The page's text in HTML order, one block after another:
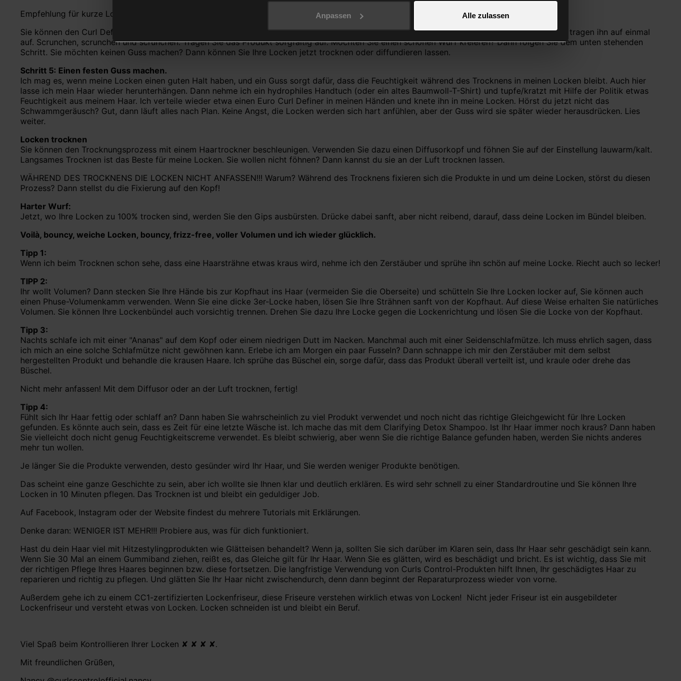
Anpassen Alle zulassen
Empfehlung für kurze Locken +/- 1 Euro | halblang 1 1/2 Euro | lang 2 Euro.
Sie können den Curl Definer auch auftragen, indem Sie ihn in mehreren Durchgängen auftragen, oder Sie lassen Ihre Locken herunterfallen und tragen ihn auf einmal
auf. Scrunchen, scrunchen und scrunchen. Tragen Sie das Produkt sorgfältig auf. Möchten Sie einen schönen Wurf kreieren? Dann folgen Sie dem unten stehenden
Schritt. Sie möchten keinen Guss machen? Dann können Sie Ihre Locken jetzt trocknen oder diffundieren lassen.
Schritt 5: Einen festen Guss machen.
Ich mag es, wenn meine Locken einen guten Halt haben, und ein Guss sorgt dafür, dass die Feuchtigkeit während des Trocknens in meinen Locken bleibt. Auch hier
lasse ich mein Haar wieder herunterhängen. Dann nehme ich ein hydrophiles Handtuch (oder ein altes Baumwoll-T-Shirt) und tupfe/kratzt mit Hilfe der Politik etwas
Feuchtigkeit aus meinem Haar. Ich verteile wieder etwa einen Euro Curl Definer in meinen Händen und knete ihn in meine Locken. Hörst du jetzt nicht das
Schwammgeräusch? Gut, dann läuft alles nach Plan. Keine Angst, die Locken werden sich hart anfühlen, aber der Guss wird sie später wieder herausdrücken. Lies
weiter.
Locken trocknen
Sie können den Trocknungsprozess mit einem Haartrockner beschleunigen. Verwenden Sie dazu einen Diffusorkopf und föhnen Sie auf der Einstellung lauwarm/kalt.
Langsames Trocknen ist das Beste für meine Locken. Sie wollen nicht föhnen? Dann kannst du sie an der Luft trocknen lassen.
WÄHREND DES TROCKNENS DIE LOCKEN NICHT ANFASSEN!!! Warum? Während des Trocknens fixieren sich die Produkte in und um deine Locken, störst du diesen
Prozess? Dann stellst du die Fixierung auf den Kopf!
Harter Wurf:
Jetzt, wo Ihre Locken zu 100% trocken sind, werden Sie den Gips ausbürsten. Drücke dabei sanft, aber nicht reibend, darauf, dass deine Locken im Bündel bleiben.
Voilà, bouncy, weiche Locken, bouncy, frizz-free, voller Volumen und ich wieder glücklich.
Tipp 1:
Wenn ich beim Trocknen schon sehe, dass eine Haarsträhne etwas kraus wird, nehme ich den Zerstäuber und sprühe ihn schön auf meine Locke. Riecht auch so lecker!
TIPP 2:
Ihr wollt Volumen? Dann stecken Sie Ihre Hände bis zur Kopfhaut ins Haar (vermeiden Sie die Oberseite) und schütteln Sie Ihre Locken locker auf, Sie können auch
einen Phuse-Volumenkamm verwenden. Wenn Sie eine dicke 3er-Locke haben, lösen Sie Ihre Strähnen sanft von der Kopfhaut. Auf diese Weise erhalten Sie natürliches
Volumen. Sie können Ihre Lockenbündel auch vorsichtig trennen. Drehen Sie dazu Ihre Locke gegen die Lockenrichtung und lösen Sie die Locke von der Kopfhaut.
Tipp 3:
Nachts schlafe ich mit einer "Ananas" auf dem Kopf oder einem niedrigen Dutt im Nacken. Manchmal auch mit einer Seidenschlafmütze. Ich muss ehrlich sagen, dass
ich mich an eine solche Schlafmütze nicht gewöhnen kann. Erlebe ich am Morgen ein paar Fusseln? Dann schnappe ich mir den Zerstäuber mit dem selbst
hergestellten Produkt und behandle die krausen Haare. Ich sprühe das Büschel ein, sorge dafür, dass das Produkt überall verteilt ist, und kraule oder drehe das
Büschel.
Nicht mehr anfassen! Mit dem Diffusor oder an der Luft trocknen, fertig!
Tipp 4:
Fühlt sich Ihr Haar fettig oder schlaff an? Dann haben Sie wahrscheinlich zu viel Produkt verwendet und noch nicht das richtige Gleichgewicht für Ihre Locken
gefunden. Es könnte auch sein, dass es Zeit für eine letzte Wäsche ist. Ich mache das mit dem Clarifying Detox Shampoo. Ist Ihr Haar immer noch kraus? Dann haben
Sie vielleicht doch nicht genug Feuchtigkeitscreme verwendet. Es bleibt schwierig, aber wenn Sie die richtige Balance gefunden haben, werden Sie nichts anderes
mehr tun wollen.
Je länger Sie die Produkte verwenden, desto gesünder wird Ihr Haar, und Sie werden weniger Produkte benötigen.
Das scheint eine ganze Geschichte zu sein, aber ich wollte sie Ihnen klar und deutlich erklären. Es wird sehr schnell zu einer Standardroutine und Sie können Ihre
Locken in 10 Minuten pflegen. Das Trocknen ist und bleibt ein geduldiger Job.
Auf Facebook, Instagram oder der Website findest du mehrere Tutorials mit Erklärungen.
Denke daran: WENIGER IST MEHR!!! Probiere aus, was für dich funktioniert.
Hast du dein Haar viel mit Hitzestylingprodukten wie Glätteisen behandelt? Wenn ja, sollten Sie sich darüber im Klaren sein, dass Ihr Haar sehr geschädigt sein kann.
Wenn Sie 30 Mal an einem Gummiband ziehen, reißt es, das Gleiche gilt für Ihr Haar. Wenn Sie es glätten, wird es beschädigt und bricht. Es ist wichtig, dass Sie mit
der richtigen Pflege Ihres Haares beginnen bzw. diese fortsetzen. Die langfristige Verwendung von Curls Control-Produkten hilft Ihnen, Ihr geschädigtes Haar zu
reparieren und richtig zu pflegen. Und glätten Sie Ihr Haar nicht zwischendurch, denn dann beginnt der Reparaturprozess wieder von vorne.
Außerdem gehe ich zu einem CC1-zertifizierten Lockenfriseur, diese Friseure verstehen wirklich etwas von Locken! Nicht jeder Friseur ist ein ausgebildeter
Lockenfriseur und versteht etwas von Locken. Locken schneiden ist und bleibt ein Beruf.
Viel Spaß beim Kontrollieren Ihrer Locken ✘ ✘ ✘ ✘.
Mit freundlichen Grüßen,